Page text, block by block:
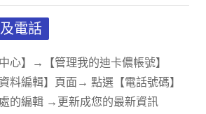
電話
心】→【管理我的迪卡儂帳號】
料編輯】頁面→ 點選【電話號碼】
處的編輯 →更新成您的最新資訊